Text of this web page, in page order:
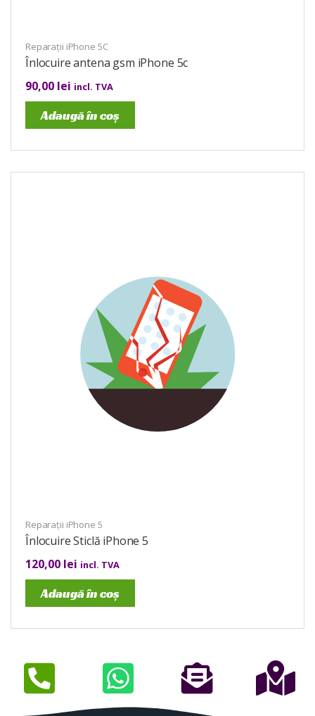
Reparații iPhone 5C
Înlocuire antena gsm iPhone 5c
90,00 lei incl. TVA
Adaugă în coș
Reparații iPhone 5
Înlocuire Sticlă iPhone 5
120,00 lei incl. TVA
Adaugă în coș